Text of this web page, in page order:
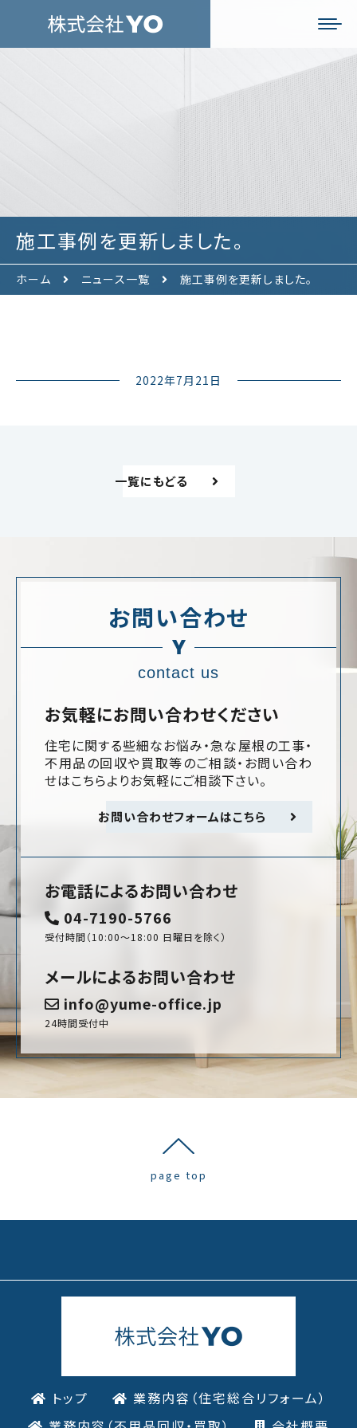
施工事例を更新しました。
ホーム ニュース一覧 施工事例を更新しました。
2022年7月21日
一覧にもどる
お問い合わせ
contact us
お気軽にお問い合わせください
住宅に関する些細なお悩み・急な屋根の工事・
不用品の回収や買取等のご相談・お問い合わ
せはこちらよりお気軽にご相談下さい。
お問い合わせフォームはこちら
お電話によるお問い合わせ
04-7190-5766
受付時間（10:00〜18:00 日曜日を除く）
メールによるお問い合わせ
info@yume-office.jp
24時間受付中
page top
トップ
業務内容（住宅総合リフォーム）